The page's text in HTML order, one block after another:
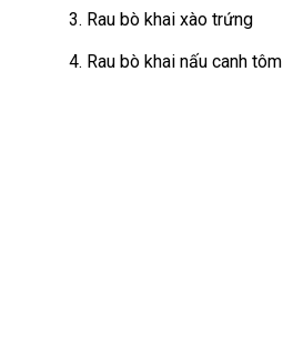
3. Rau bò khai xào trứng
4. Rau bò khai nấu canh tôm